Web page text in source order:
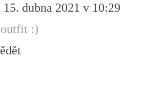
15. dubna 2021 v 10:29
:)